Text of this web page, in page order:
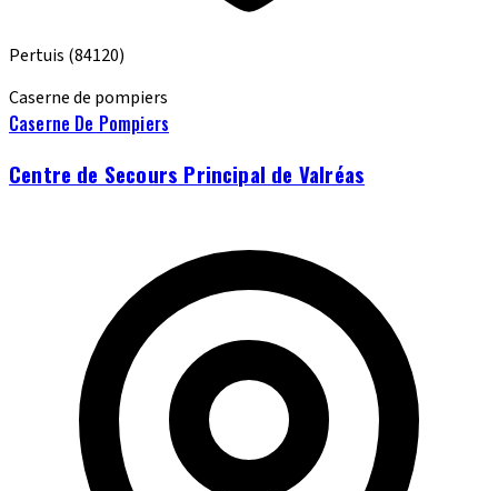
Pertuis (84120)
Caserne de pompiers
Caserne De Pompiers
Centre de Secours Principal de Valréas